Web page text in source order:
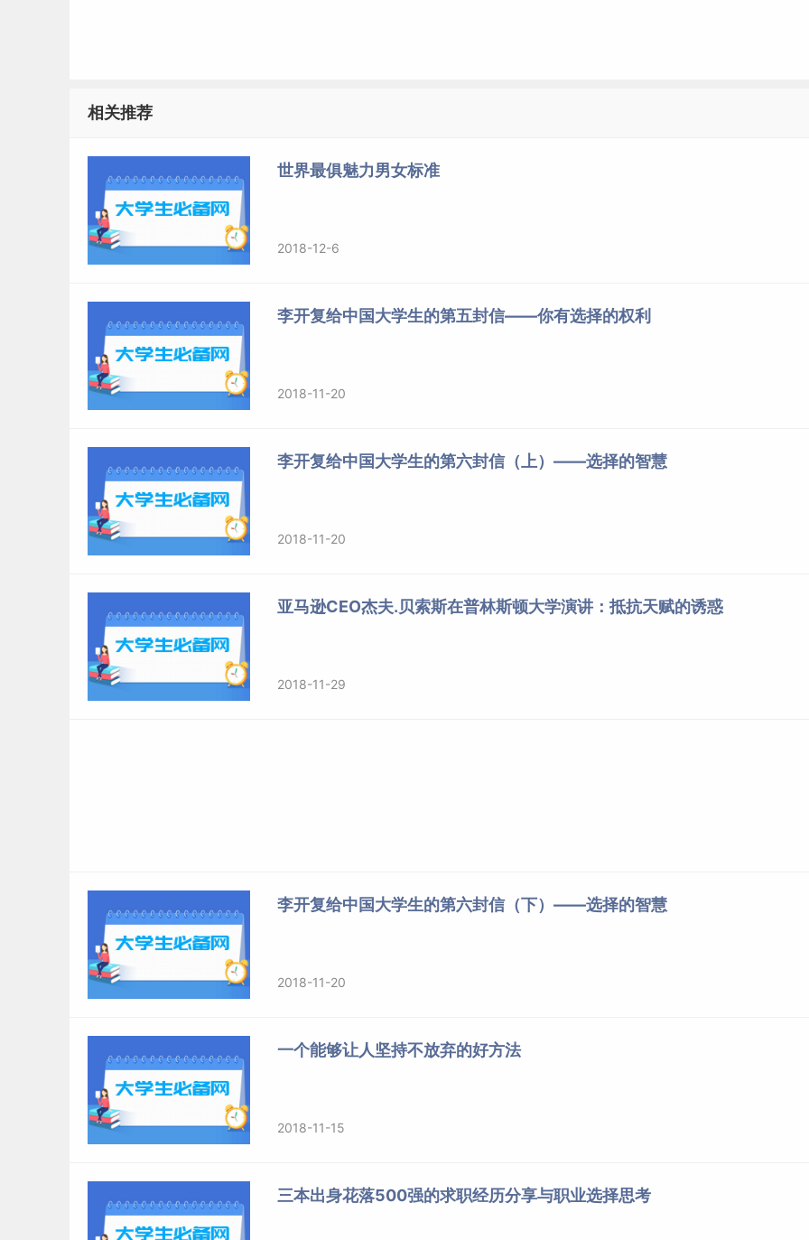
西来说，过度坚持，则会更多地浪费我们的时间。
所以，把精力花在我们认为该做的、值得做的事情上，才更有意义。如果方向本身就是错的，一味坚持，我们只
会在错误的方向上越走越远。
相关推荐
世界最俱魅力男女标准
2018-12-6
李开复给中国大学生的第五封信——你有选择的权利
2018-11-20
李开复给中国大学生的第六封信（上）——选择的智慧
2018-11-20
亚马逊CEO杰夫.贝索斯在普林斯顿大学演讲：抵抗天赋的诱惑
2018-11-29
李开复给中国大学生的第六封信（下）——选择的智慧
2018-11-20
一个能够让人坚持不放弃的好方法
2018-11-15
三本出身花落500强的求职经历分享与职业选择思考